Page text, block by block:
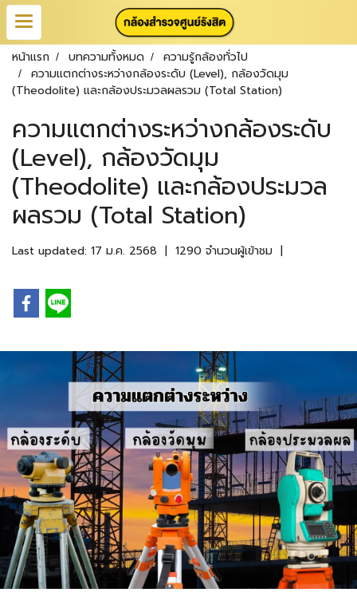
หน้าแรก บทความทั้งหมด
ความรู้กล้องทั่วไป
ความแตกต่างระหว่างกล้องระดับ (Level), กล้องวัดมุม
(Theodolite) และกล้องประมวลผลรวม (Total Station)
ความแตกต่างระหว่างกล้องระดับ
(Level), กล้องวัดมุม
(Theodolite) และกล้องประมวล
ผลรวม (Total Station)
Last updated: 17 ม.ค. 2568 | 1290 จำนวนผู้เข้าชม |